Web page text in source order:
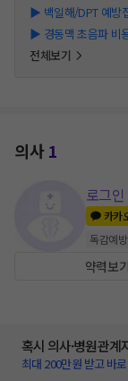
▶ 백일해/DPT 예방
▶ 경동맥 초음파 비
전체보기
의사1
로그
카카
독감예
약력보기
혹시 의사·병원관계
최대 200만원 받고 바